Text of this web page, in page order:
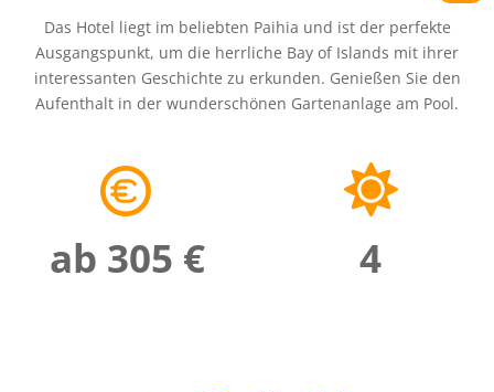
Das Hotel liegt im beliebten Paihia und ist der perfekte
Ausgangspunkt, um die herrliche Bay of Islands mit ihrer
interessanten Geschichte zu erkunden. Genießen Sie den
Aufenthalt in der wunderschönen Gartenanlage am Pool.
ab 305 € 4